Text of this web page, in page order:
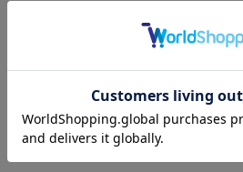
L'EQUIPE MOGA 宇都宮福田屋百貨店
住所
〒321-0962